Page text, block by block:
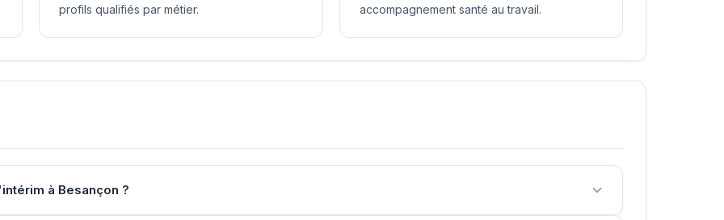
profils qualifiés par métier.
accompagnement santé au travail.
à Besançon ?